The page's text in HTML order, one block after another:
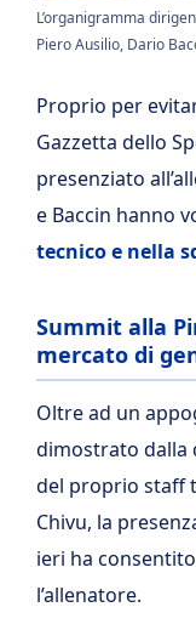
L’organigramma
Piero Ausilio, Dario
Proprio per
Gazzetta dello
presenziato
e Baccin hanno
tecnico e nella
Summit alla
mercato di
Oltre ad un
dimostrato dalla
del proprio staff
Chivu, la
ieri ha
l’allenatore.